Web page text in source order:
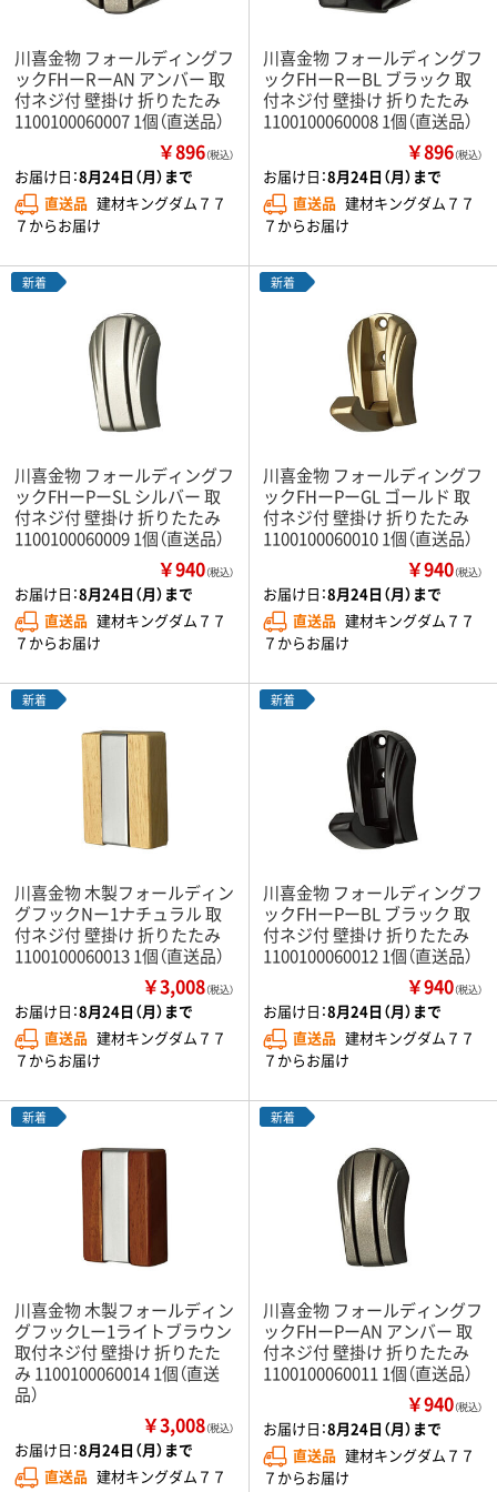
川喜金物 フォールディングフ
ックFHーRーAN アンバー 取
付ネジ付 壁掛け 折りたたみ
1100100060007 1個（直送品）
￥896（税込）
お届け日：8月24日（月）まで
直送品 建材キングダム７７
７からお届け
川喜金物 フォールディングフ
ックFHーRーBL ブラック 取
付ネジ付 壁掛け 折りたたみ
1100100060008 1個（直送品）
￥896（税込）
お届け日：8月24日（月）まで
直送品 建材キングダム７７
７からお届け
新着
川喜金物 フォールディングフ
ックFHーPーSL シルバー 取
付ネジ付 壁掛け 折りたたみ
1100100060009 1個（直送品）
￥940（税込）
お届け日：8月24日（月）まで
直送品 建材キングダム７７
７からお届け
新着
川喜金物 フォールディングフ
ックFHーPーGL ゴールド 取
付ネジ付 壁掛け 折りたたみ
1100100060010 1個（直送品）
￥940（税込）
お届け日：8月24日（月）まで
直送品 建材キングダム７７
７からお届け
新着
川喜金物 木製フォールディン
グフックNー1ナチュラル 取
付ネジ付 壁掛け 折りたたみ
1100100060013 1個（直送品）
￥3,008（税込）
お届け日：8月24日（月）まで
直送品 建材キングダム７７
７からお届け
新着
川喜金物 フォールディングフ
ックFHーPーBL ブラック 取
付ネジ付 壁掛け 折りたたみ
1100100060012 1個（直送品）
￥940（税込）
お届け日：8月24日（月）まで
直送品 建材キングダム７７
７からお届け
新着
川喜金物 木製フォールディン
グフックLー1ライトブラウン
取付ネジ付 壁掛け 折りたた
み 1100100060014 1個（直送
品）
￥3,008（税込）
お届け日：8月24日（月）まで
直送品 建材キングダム７７
新着
川喜金物 フォールディングフ
ックFHーPーAN アンバー 取
付ネジ付 壁掛け 折りたたみ
1100100060011 1個（直送品）
￥940（税込）
お届け日：8月24日（月）まで
直送品 建材キングダム７７
７からお届け